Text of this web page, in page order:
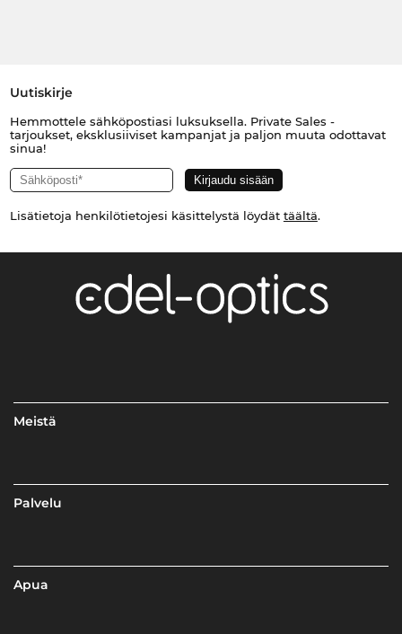
Uutiskirje
Hemmottele sähköpostiasi luksuksella. Private Sales -
tarjoukset, eksklusiiviset kampanjat ja paljon muuta odottavat
sinua!
Lisätietoja henkilötietojesi käsittelystä löydät täältä.
Meistä
Palvelu
Apua